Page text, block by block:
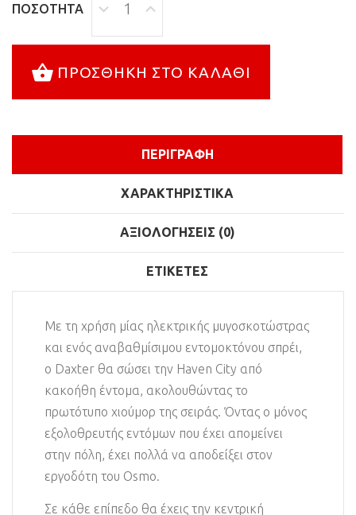
ΠΟΣΌΤΗΤΑ
ΠΡΟΣΘΉΚΗ ΣΤΟ ΚΑΛΆΘΙ
ΠΕΡΙΓΡΑΦΉ
ΧΑΡΑΚΤΗΡΙΣΤΙΚΆ
ΑΞΙΟΛΟΓΉΣΕΙΣ (0)
ΕΤΙΚΈΤΕΣ
Με τη χρήση μίας ηλεκτρικής μυγοσκοτώστρας
και ενός αναβαθμίσιμου εντομοκτόνου σπρέι,
ο Daxter θα σώσει την Haven City από
κακοήθη έντομα, ακολουθώντας το
πρωτότυπο χιούμορ της σειράς. Όντας ο μόνος
εξολοθρευτής εντόμων που έχει απομείνει
στην πόλη, έχει πολλά να αποδείξει στον
εργοδότη του Osmo.
Σε κάθε επίπεδο θα έχεις την κεντρική